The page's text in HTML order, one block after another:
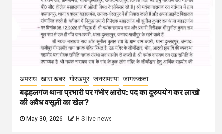
अपराध खास खबर गोरखपुर जनसमस्या जागरूकता
बड़हलगंज थाना प्रभारी पर गंभीर आरोप: पद का दुरुपयोग कर लाखों
की अवैध वसूली का खेल?
May 30, 2026 H S live news